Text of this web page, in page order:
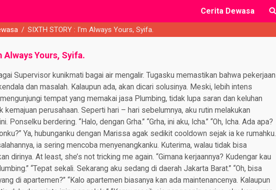
Cerita Dewasa
/ SIXTH STORY : I'm Always Yours, Syifa.
Always Yours, Syifa.
Supervisor kunikmati bagai air mengalir. Tugasku memastikan bahwa pekerjaan
dan masalah. Kalaupun ada, akan dicari solusinya. Meski, lebih intens
tempat yang memakai jasa Plumbing, tidak lupa saran dan keluhan
kemajuan perusahaan. Seperti hari – hari sebelumnya, aku rutin melakukan
Ponselku berdering. “Halo, dengan Grha.” “Grha, ini aku, Icha.” “Oh, Icha. Ada apa?
Ya, hubunganku dengan Marissa agak sedikit cooldown sejak ia ke rumahku.
ia sering mencoba menyenangkanku. Kuterima, walau tidak bisa
dirinya. At least, she’s not tricking me again. “Gimana kerjaannya? Kudengar kau
“Tepat sekali. Sekarang aku sedang di daerah Jakarta Barat.” “Oh, bisa
di apartemen?” “Kalo apartemen biasanya kan ada maintenancenya. Kalaupun